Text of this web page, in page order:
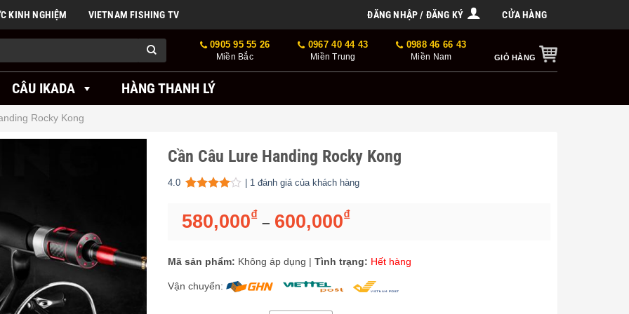
KINH NGHIỆM VIETNAM FISHING TV ĐĂNG NHẬP / ĐĂNG KÝ CỬA HÀNG
0905 95 55 26
Miền Bắc
0967 40 44 43
Miền Trung
0988 46 66 43
Miền Nam GIỎ HÀNG
CÂU IKADA HÀNG THANH LÝ
Rocky Kong
Cần Câu Lure Handing Rocky Kong
4.0 1đánh giá của khách hàng
580,000₫ – 600,000₫Khoảng
580,000₫
đến
600,000₫
Mã sản phẩm: Không áp dụng | Tình trạng: Hết hàng
Vận chuyển: